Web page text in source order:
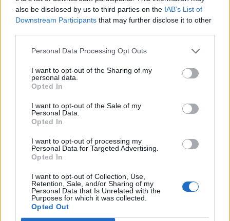
also be disclosed by us to third parties on the IAB’s List of
Downstream Participants that may further disclose it to other
Personal Data Processing Opt Outs
I want to opt-out of the Sharing of my
personal data.
Opted In
I want to opt-out of the Sale of my
Personal Data.
Opted In
I want to opt-out of processing my
Personal Data for Targeted Advertising.
Opted In
I want to opt-out of Collection, Use,
Retention, Sale, and/or Sharing of my
Personal Data that Is Unrelated with the
Purposes for which it was collected.
Opted Out
Русия започна да внася петролни
продукти от Южна Корея.
07.08.2026 / 17:05